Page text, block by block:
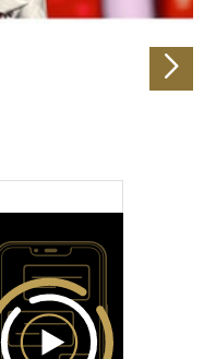
Partner für
mit
ihnen bereitgestellt